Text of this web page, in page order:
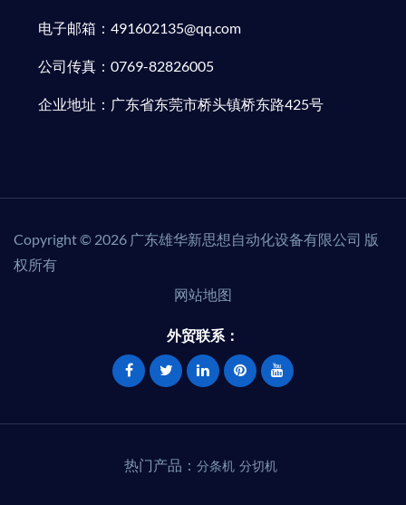
电子邮箱：491602135@qq.com
公司传真：0769-82826005
企业地址：广东省东莞市桥头镇桥东路425号
Copyright © 2026 广东雄华新思想自动化设备有限公司 版
权所有
网站地图
外贸联系：
热门产品： 分条机 分切机